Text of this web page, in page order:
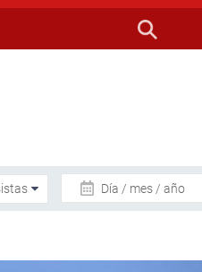
Día / mes / año